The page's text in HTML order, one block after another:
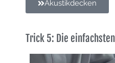
Akustikdecken
Trick 5: Die